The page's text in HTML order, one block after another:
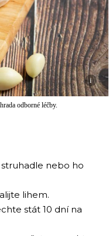
i
odborné léčby.
nebo ho
lihem.
stát 10 dní na